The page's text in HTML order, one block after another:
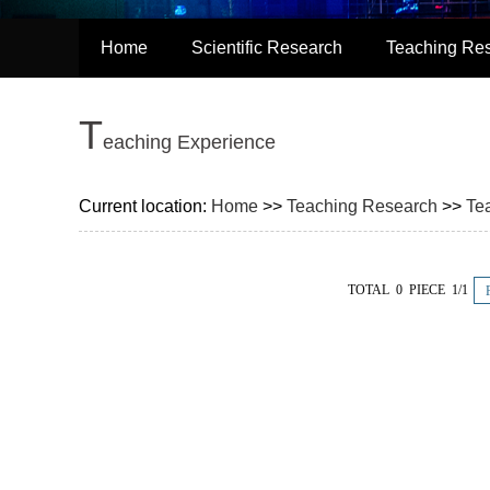
Home Scientific Research Teaching
Teaching Experience
Current location: Home >> Teaching Research >>
TOTAL 0 PIECE 1/1